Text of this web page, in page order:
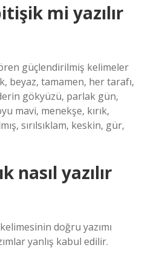
mi yazılır
güçlendirilmiş kelimeler
beyaz, tamamen, her tarafı,
gökyüzü, parlak gün,
mavi, menekşe, kırık,
sırılsıklam, keskin, gür,
nasıl yazılır
doğru yazımı
yanlış kabul edilir.